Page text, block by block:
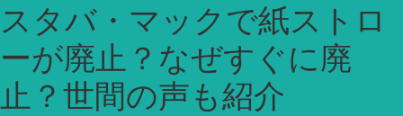
スタバ・マックで紙ストロ
ーが廃止？なぜすぐに廃
止？世間の声も紹介